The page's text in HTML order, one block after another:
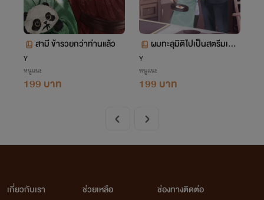
สามี ข้ารวยกว่าท่านแล้ว
Y
หนูแนะ
199 บาท
ผมทะลุมิติไปเป็นสตรีมเมอ
ดเชฟของอาณาจักร
Y
หนูแนะ
199 บาท
เกี่ยวกับเรา
ช่วยเหลือ
ช่องทางติดต่อ